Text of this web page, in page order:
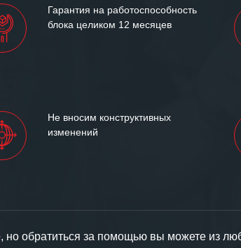
и процветания.Гарантия на работоспособность
блока целиком 12 месяцев
Не вносим конструктивных
изменений
обратиться за помощью вы можете из